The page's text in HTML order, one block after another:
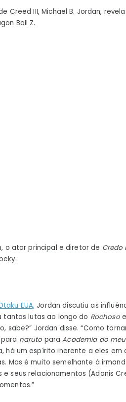
Creed III, Michael B. Jordan,
Ball Z.
o ator principal e diretor de Credo
EUA, Jordan discutiu as
tantas lutas ao longo do Rochoso e
sabe?” Jordan disse. “Como
naruto paraAcademia do
há um espírito inerente a eles
Mas é muito semelhante à
e seus relacionamentos (Adonis